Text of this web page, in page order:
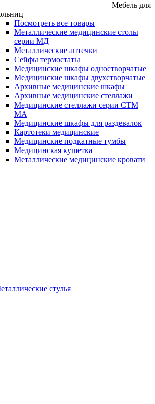
Мебель для
Посмотреть все товары
Металлические медицинские столы
серии МД
Металлические аптечки
Сейфы термостаты
Медицинские шкафы одностворчатые
Медицинские шкафы двухстворчатые
Архивные медицинские шкафы
Архивные медицинские стеллажи
Медицинские стеллажи серии СТМ
МА
Медицинские шкафы для раздевалок
Картотеки медицинские
Медицинские подкатные тумбы
Медицинская кушетка
Металлические медицинские кровати
стулья